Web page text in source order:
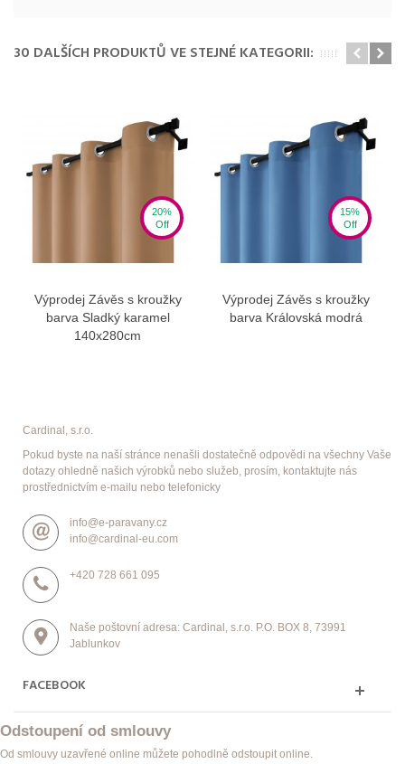
30 DALŠÍCH PRODUKTŮ VE STEJNÉ KATEGORII:
20%
Off
Výprodej Závěs s kroužky
barva Sladký karamel
140x280cm
15%
Off
Výprodej Závěs s kroužky
barva Královská modrá
Cardinal, s.r.o.
Pokud byste na naší stránce nenašli dostatečně odpovědi na všechny Vaše
dotazy ohledně našich výrobků nebo služeb, prosím, kontaktujte nás
prostřednictvím e-mailu nebo telefonicky
info@e-paravany.cz
info@cardinal-eu.com
+420 728 661 095
Naše poštovní adresa: Cardinal, s.r.o. P.O. BOX 8, 73991
Jablunkov
FACEBOOK
Odstoupení od smlouvy
Od smlouvy uzavřené online můžete pohodlně odstoupit online.